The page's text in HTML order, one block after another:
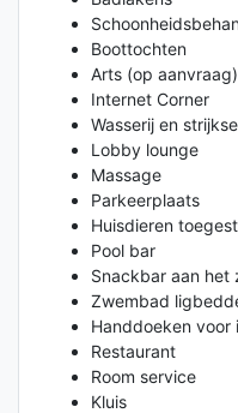
Boottochten
Arts (op aanvraag)
Internet Corner
Wasserij en
Lobby lounge
Massage
Parkeerplaats
Huisdieren
Pool bar
Snackbar aan het
Zwembad
Handdoeken voor
Restaurant
Room service
Kluis